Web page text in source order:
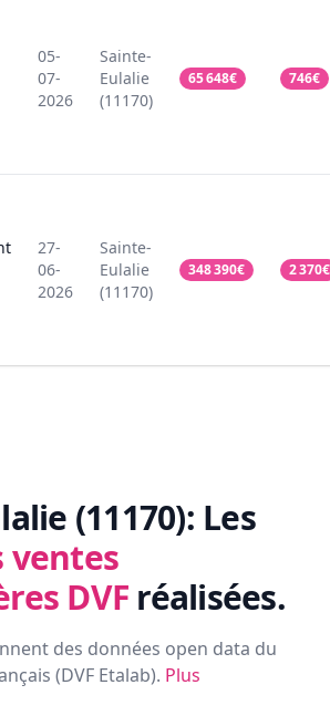
05-
07-
2026
Sainte-
Eulalie
(11170)
65 648€ 746€
27-
06-
2026
Sainte-
Eulalie
(11170)
348 390€ 2 370€
(11170): Les
ventes
DVF réalisées.
des données open data du
(DVF Etalab). Plus